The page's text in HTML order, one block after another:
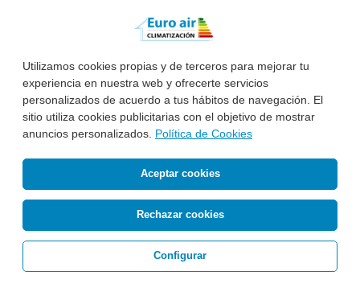
Utilizamos cookies propias y de terceros para mejorar tu
experiencia en nuestra web y ofrecerte servicios
personalizados de acuerdo a tus hábitos de navegación. El
sitio utiliza cookies publicitarias con el objetivo de mostrar
anuncios personalizados. Política de Cookies
Aceptar cookies
Rechazar cookies
Configurar
Acepto el tratamiento de mis datos personales para
recibir respuesta a la consulta planteada *